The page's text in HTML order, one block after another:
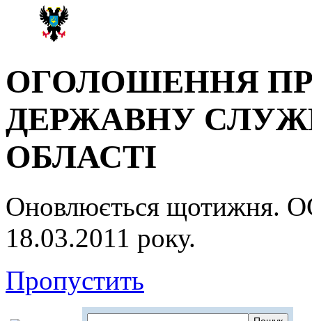
ОГОЛОШЕННЯ
ДЕРЖАВНУ
ОБЛАСТІ
Оновлюється
18.03.2011 року.
Пропустить